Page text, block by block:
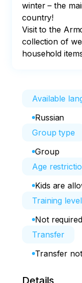
winter – the
country!
Visit to the
collection of
household
Available
Russian
Group type
Group
Age
Kids are
Training level
Not required
Transfer
Transfer
Details